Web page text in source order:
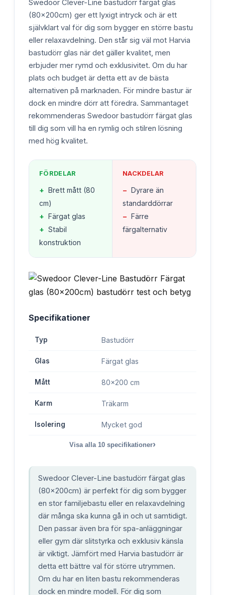
Swedoor Clever-Line bastudörr färgat glas
(80x200cm) ger ett lyxigt intryck och är ett
självklart val för dig som bygger en större bastu
eller relaxavdelning. Den står sig väl mot Harvia
bastudörr glas när det gäller kvalitet, men
erbjuder mer rymd och exklusivitet. Om du har
plats och budget är detta ett av de bästa
alternativen på marknaden. För mindre bastur är
dock en mindre dörr att föredra. Sammantaget
rekommenderas Swedoor bastudörr färgat glas
till dig som vill ha en rymlig och stilren lösning
med hög kvalitet.
FÖRDELAR
+ Brett mått (80
cm)
+ Färgat glas
+ Stabil
konstruktion
NACKDELAR
− Dyrare än
standarddörrar
− Färre
färgalternativ
Specifikationer
Typ Bastudörr
Glas Färgat glas
Mått 80x200 cm
Karm Träkarm
Isolering Mycket god
Visa alla 10 specifikationer›
Swedoor Clever-Line bastudörr färgat glas
(80x200cm) är perfekt för dig som bygger
en stor familjebastu eller en relaxavdelning
där många ska kunna gå in och ut samtidigt.
Den passar även bra för spa-anläggningar
eller gym där slitstyrka och exklusiv känsla
är viktigt. Jämfört med Harvia bastudörr är
detta ett bättre val för större utrymmen.
Om du har en liten bastu rekommenderas
dock en mindre modell. För dig som